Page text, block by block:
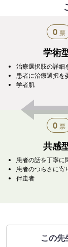
0 票
学術
治療選択肢の詳細
患者に治療選択を
学者肌
0 票
共感
患者の話を丁寧に
患者のつらさに寄
伴走者
この​